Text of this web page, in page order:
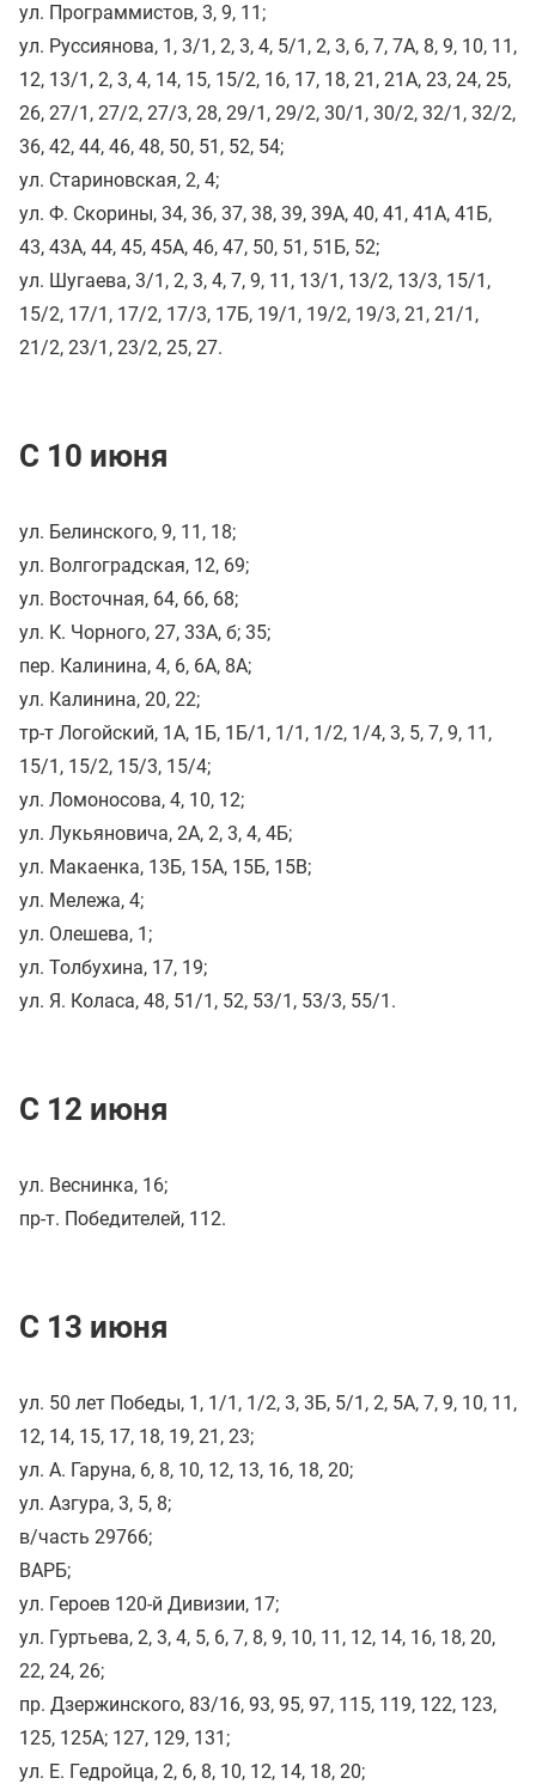
ул. Программистов, 3, 9, 11;
ул. Руссиянова, 1, 3/1, 2, 3, 4, 5/1, 2, 3, 6, 7, 7А, 8, 9, 10, 11,
12, 13/1, 2, 3, 4, 14, 15, 15/2, 16, 17, 18, 21, 21А, 23, 24, 25,
26, 27/1, 27/2, 27/3, 28, 29/1, 29/2, 30/1, 30/2, 32/1, 32/2,
36, 42, 44, 46, 48, 50, 51, 52, 54;
ул. Стариновская, 2, 4;
ул. Ф. Скорины, 34, 36, 37, 38, 39, 39А, 40, 41, 41А, 41Б,
43, 43А, 44, 45, 45А, 46, 47, 50, 51, 51Б, 52;
ул. Шугаева, 3/1, 2, 3, 4, 7, 9, 11, 13/1, 13/2, 13/3, 15/1,
15/2, 17/1, 17/2, 17/3, 17Б, 19/1, 19/2, 19/3, 21, 21/1,
21/2, 23/1, 23/2, 25, 27.
С 10 июня
ул. Белинского, 9, 11, 18;
ул. Волгоградская, 12, 69;
ул. Восточная, 64, 66, 68;
ул. К. Чорного, 27, 33А, б; 35;
пер. Калинина, 4, 6, 6А, 8А;
ул. Калинина, 20, 22;
тр-т Логойский, 1А, 1Б, 1Б/1, 1/1, 1/2, 1/4, 3, 5, 7, 9, 11,
15/1, 15/2, 15/3, 15/4;
ул. Ломоносова, 4, 10, 12;
ул. Лукьяновича, 2А, 2, 3, 4, 4Б;
ул. Макаенка, 13Б, 15А, 15Б, 15В;
ул. Мележа, 4;
ул. Олешева, 1;
ул. Толбухина, 17, 19;
ул. Я. Коласа, 48, 51/1, 52, 53/1, 53/3, 55/1.
С 12 июня
ул. Веснинка, 16;
пр-т. Победителей, 112.
С 13 июня
ул. 50 лет Победы, 1, 1/1, 1/2, 3, 3Б, 5/1, 2, 5А, 7, 9, 10, 11,
12, 14, 15, 17, 18, 19, 21, 23;
ул. А. Гаруна, 6, 8, 10, 12, 13, 16, 18, 20;
ул. Азгура, 3, 5, 8;
в/часть 29766;
ВАРБ;
ул. Героев 120-й Дивизии, 17;
ул. Гуртьева, 2, 3, 4, 5, 6, 7, 8, 9, 10, 11, 12, 14, 16, 18, 20,
22, 24, 26;
пр. Дзержинского, 83/16, 93, 95, 97, 115, 119, 122, 123,
125, 125А; 127, 129, 131;
ул. Е. Гедройца, 2, 6, 8, 10, 12, 14, 18, 20;